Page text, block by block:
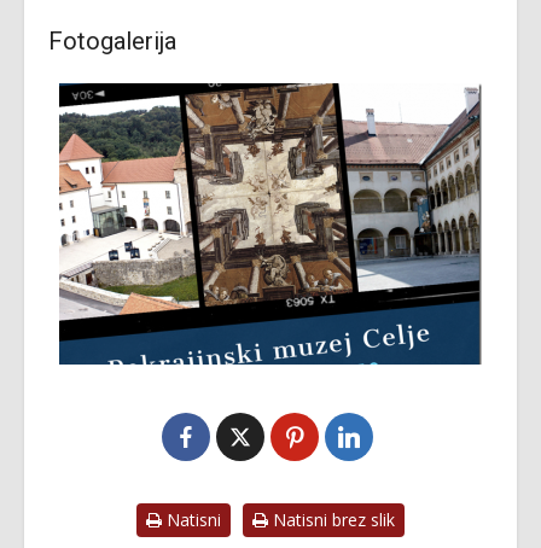
Fotogalerija
Natisni Natisni brez slik